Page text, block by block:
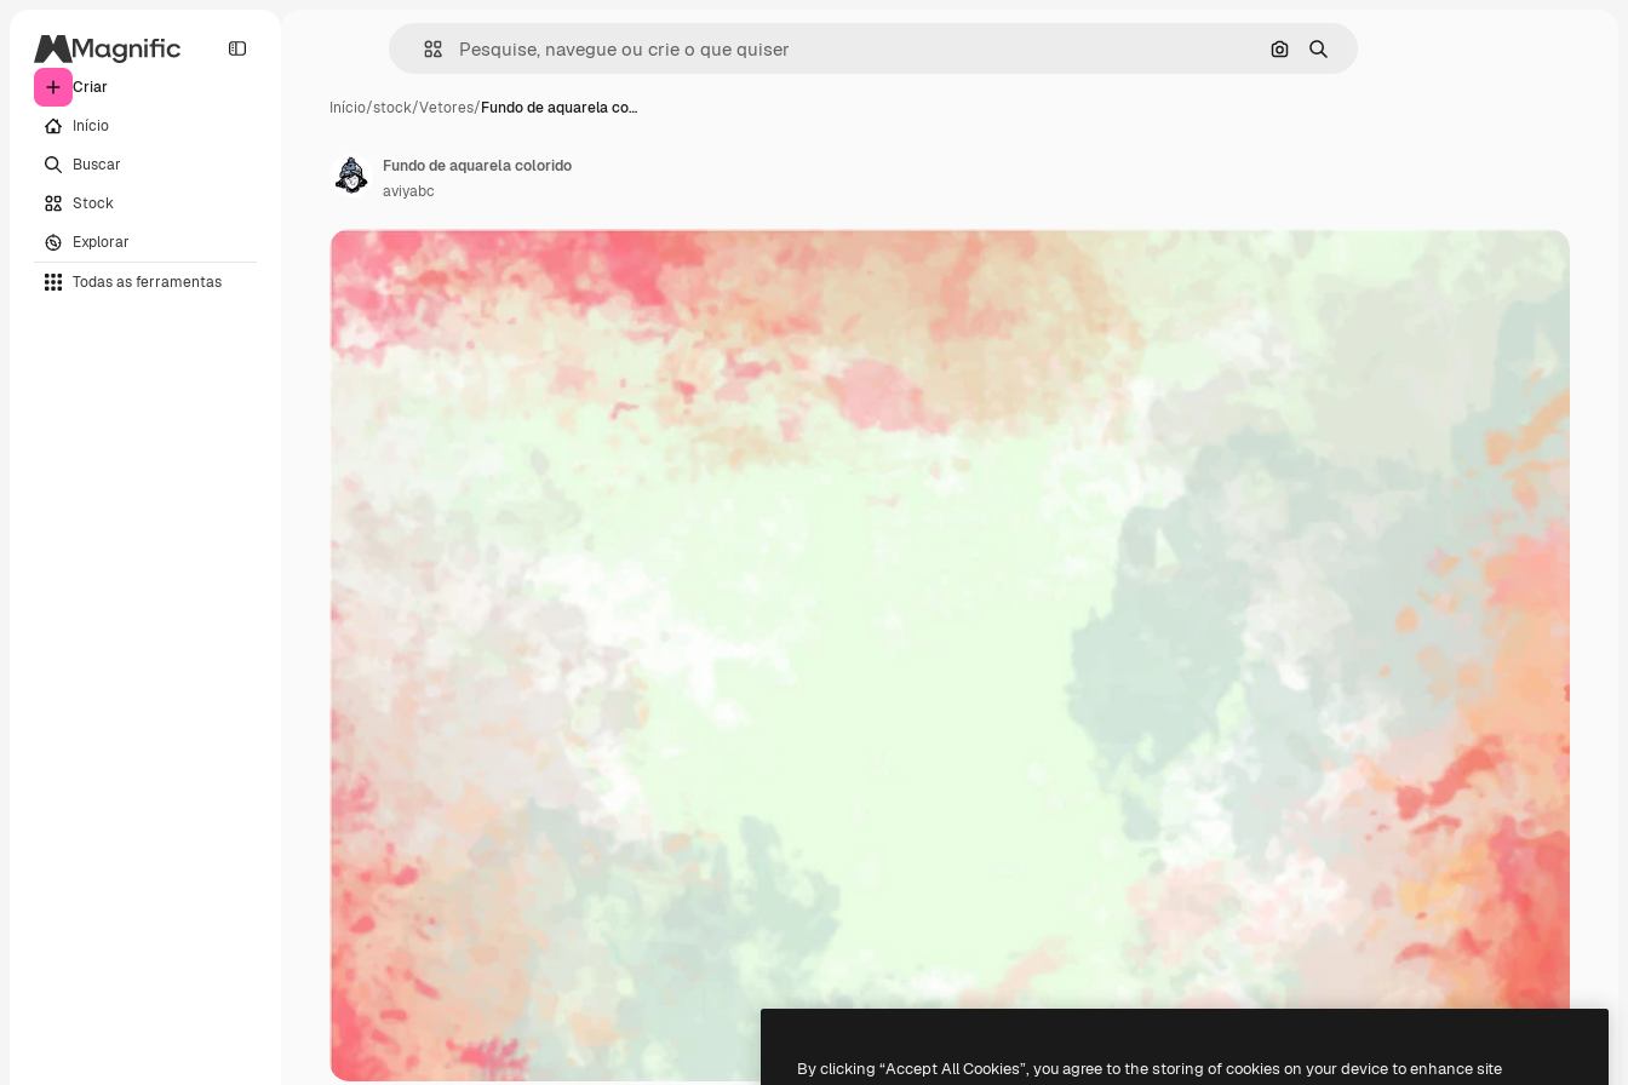
Criar
Início
Buscar
Stock
Explorar
Todas as ferramentas
Pesquisar por imagem
Buscar
Início/stock/Vetores/Fundo de aquarela co…
Fundo de aquarela colorido
aviyabc
By clicking “Accept All Cookies”, you agree to the storing of cookies on your device to enhance site